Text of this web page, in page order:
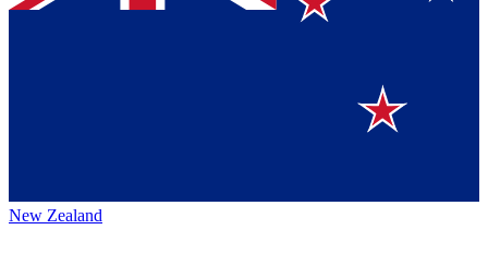
New Zealand